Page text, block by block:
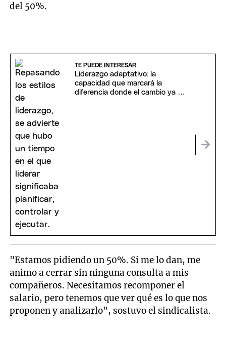
del 50%.
TE PUEDE INTERESAR
Liderazgo adaptativo: la
capacidad que marcará la
diferencia donde el cambio ya no
"Estamos pidiendo un 50%. Si me lo dan, me
animo a cerrar sin ninguna consulta a mis
compañeros. Necesitamos recomponer el
salario, pero tenemos que ver qué es lo que nos
proponen y analizarlo", sostuvo el sindicalista.